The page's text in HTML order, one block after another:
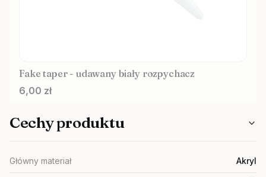
Fake taper - udawany biały rozpychacz
Cena
6,00 zł
Cechy produktu
Główny materiał Akryl